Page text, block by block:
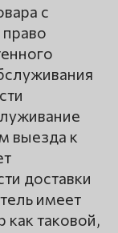
с
выезда к
доставки
имеет
как таковой,